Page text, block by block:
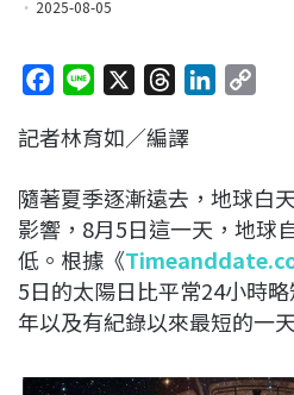
2025-08-05
c
b
o
o
k
n
r
a
d
s
e
d
I
n
L
i
n
k
記者林育如／編譯
隨著夏季逐漸遠去，地球白
影響，8月5日這一天，地球
低。根據《
5日的太陽日比平常24小時
年以及有紀錄以來最短的一